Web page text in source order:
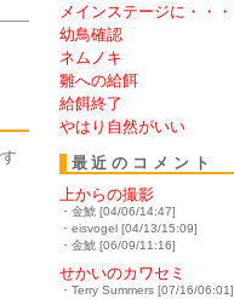
メインステージに・・・
幼鳥確認
ネムノキ
雛への給餌
給餌終了
やはり自然がいい
最近のコメント
上からの撮影
・金鯱 [04/06/14:47]
・eisvogel [04/13/15:09]
・金鯱 [06/09/11:16]
せかいのカワセミ
・Terry Summers [07/16/06:01]